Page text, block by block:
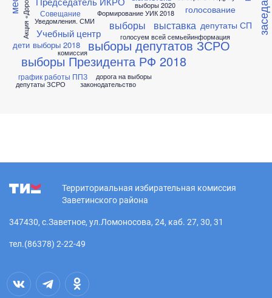
Совещание
Уведомления. СМИ
Учебный центр
Формирование УИК 2018
выборы
выборы 2018
выборы 2020
выборы Президента РФ 2018
выборы депутатов ЗСРО
выставка
голосование
голосуем всей семьей
график работы ППЗ
депутаты ЗСРО
депутаты СП
дети
дорога на выборы
законодательство
информация
комиссия
Территориальная избирательная комиссия
Заветинского района
347430, с.Заветное, ул.Ломоносова, 24, каб. 27, 30, 31
тел.(86378) 2-22-49